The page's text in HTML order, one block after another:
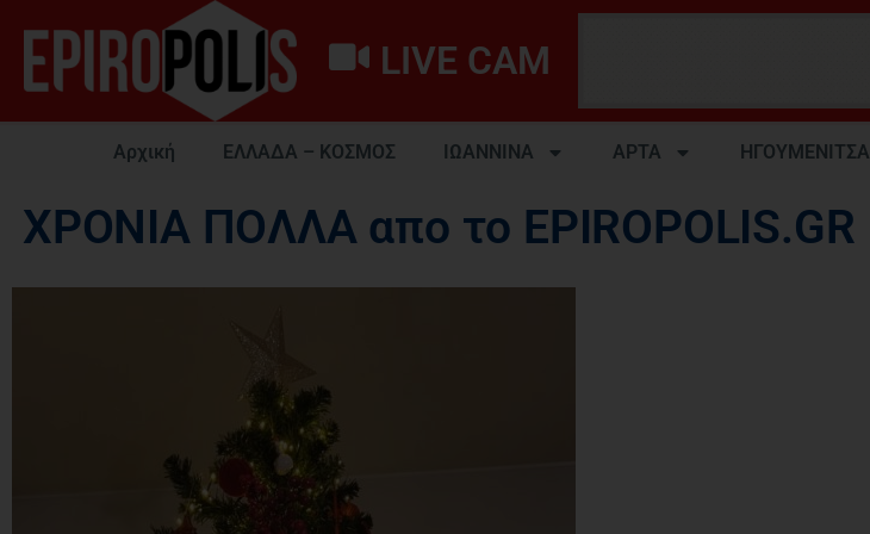
LIVE CAM
Αρχική ΕΛΛΑΔΑ – ΚΟΣΜΟΣ ΙΩΑΝΝΙΝΑ ΑΡΤΑ ΗΓΟΥΜΕΝΙΤΣΑ
ΧΡΟΝΙΑ ΠΟΛΛΑ απο το EPIROPOLIS.GR